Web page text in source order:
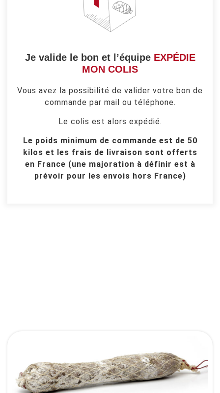
Je valide le bon et l’équipe EXPÉDIE
MON COLIS
Vous avez la possibilité de valider votre bon de
commande par mail ou téléphone.
Le colis est alors expédié.
Le poids minimum de commande est de 50
kilos et les frais de livraison sont offerts
en France (une majoration à définir est à
prévoir pour les envois hors France)